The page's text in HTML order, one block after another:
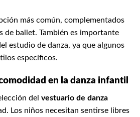
más común, complementados
de ballet. También es importante
estudio de danza, ya que algunos
específicos.
en la danza infantil
del vestuario de danza
Los niños necesitan sentirse libres